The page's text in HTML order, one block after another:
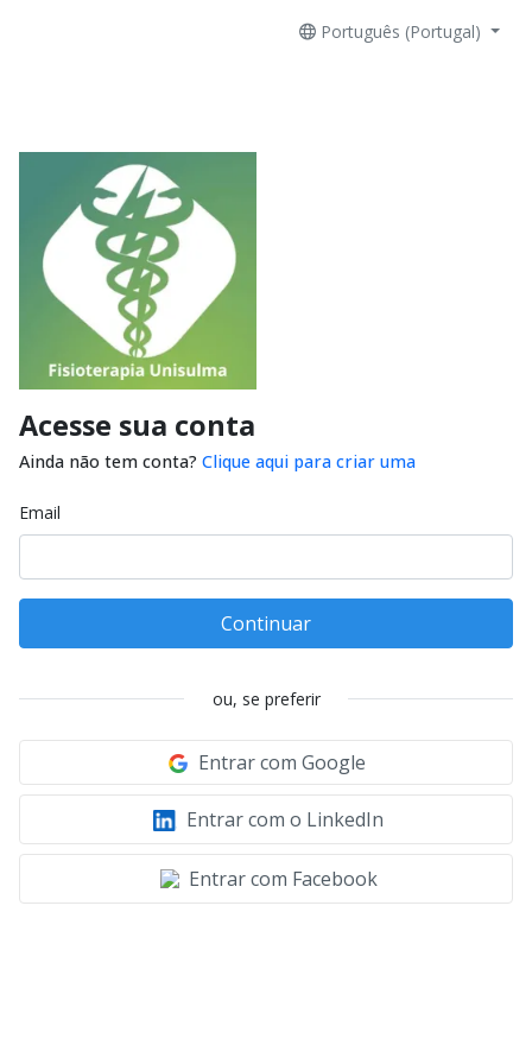
Português (Portugal)
Acesse sua conta
Ainda não tem conta? Clique aqui para criar uma
Email
Continuar
ou, se preferir
Entrar com Google
Entrar com o LinkedIn
Entrar com Facebook